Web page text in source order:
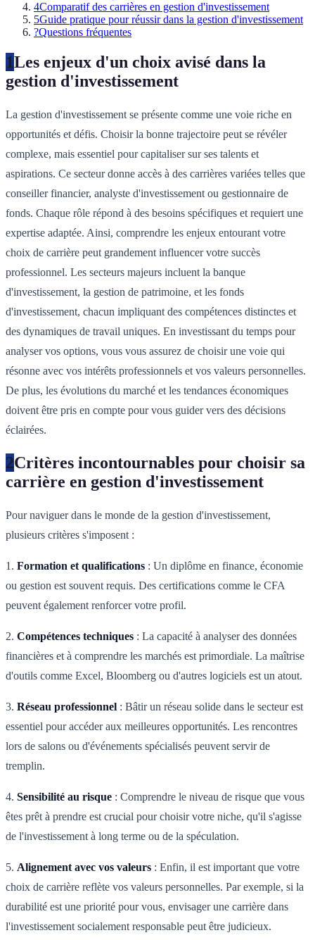
4Comparatif des carrières en gestion d'investissement
5Guide pratique pour réussir dans la gestion d'investissement
?Questions fréquentes
1Les enjeux d'un choix avisé dans la
gestion d'investissement
La gestion d'investissement se présente comme une voie riche en
opportunités et défis. Choisir la bonne trajectoire peut se révéler
complexe, mais essentiel pour capitaliser sur ses talents et
aspirations. Ce secteur donne accès à des carrières variées telles que
conseiller financier, analyste d'investissement ou gestionnaire de
fonds. Chaque rôle répond à des besoins spécifiques et requiert une
expertise adaptée. Ainsi, comprendre les enjeux entourant votre
choix de carrière peut grandement influencer votre succès
professionnel. Les secteurs majeurs incluent la banque
d'investissement, la gestion de patrimoine, et les fonds
d'investissement, chacun impliquant des compétences distinctes et
des dynamiques de travail uniques. En investissant du temps pour
analyser vos options, vous vous assurez de choisir une voie qui
résonne avec vos intérêts professionnels et vos valeurs personnelles.
De plus, les évolutions du marché et les tendances économiques
doivent être pris en compte pour vous guider vers des décisions
éclairées.
2Critères incontournables pour choisir sa
carrière en gestion d'investissement
Pour naviguer dans le monde de la gestion d'investissement,
plusieurs critères s'imposent :
1. Formation et qualifications : Un diplôme en finance, économie
ou gestion est souvent requis. Des certifications comme le CFA
peuvent également renforcer votre profil.
2. Compétences techniques : La capacité à analyser des données
financières et à comprendre les marchés est primordiale. La maîtrise
d'outils comme Excel, Bloomberg ou d'autres logiciels est un atout.
3. Réseau professionnel : Bâtir un réseau solide dans le secteur est
essentiel pour accéder aux meilleures opportunités. Les rencontres
lors de salons ou d'événements spécialisés peuvent servir de
tremplin.
4. Sensibilité au risque : Comprendre le niveau de risque que vous
êtes prêt à prendre est crucial pour choisir votre niche, qu'il s'agisse
de l'investissement à long terme ou de la spéculation.
5. Alignement avec vos valeurs : Enfin, il est important que votre
choix de carrière reflète vos valeurs personnelles. Par exemple, si la
durabilité est une priorité pour vous, envisager une carrière dans
l'investissement socialement responsable peut être judicieux.